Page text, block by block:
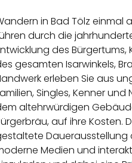
in Bad Tölz einmal
durch die
des
gesamten Isarwinkels,
erleben Sie aus
Singles, Kenner
altehrwürdigen
auf ihre Kosten.
Medien und